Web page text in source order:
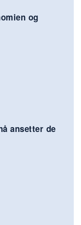
og
ansetter de